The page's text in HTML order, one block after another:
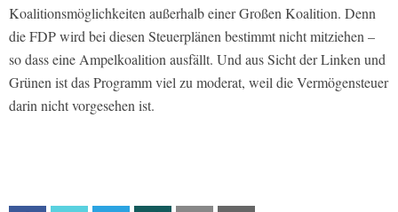
Koalitionsmöglichkeiten außerhalb einer Großen Koalition. Denn
die FDP wird bei diesen Steuerplänen bestimmt nicht mitziehen –
so dass eine Ampelkoalition ausfällt. Und aus Sicht der Linken und
Grünen ist das Programm viel zu moderat, weil die Vermögensteuer
darin nicht vorgesehen ist.